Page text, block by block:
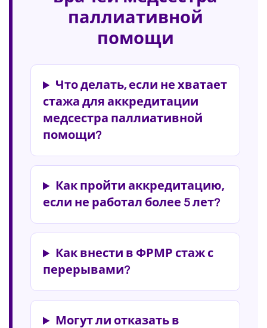
паллиативной
помощи
Что делать, если не хватает
стажа для аккредитации
медсестра паллиативной
помощи?
Как пройти аккредитацию,
если не работал более 5 лет?
Как внести в ФРМР стаж с
перерывами?
Могут ли отказать в